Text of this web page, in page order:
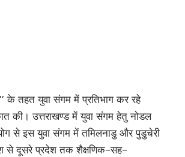
के तहत युवा संगम में प्रतिभाग कर रहे
की। उत्तराखण्ड में युवा संगम हेतु नोडल
से इस युवा संगम में तमिलनाडु और पुडुचेरी
से दूसरे प्रदेश तक शैक्षणिक-सह-